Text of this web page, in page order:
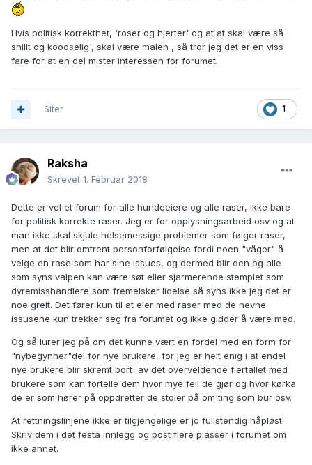
Hvis politisk korrekthet, 'roser og hjerter' og at at skal være så '
snillt og koooselig', skal være malen , så tror jeg det er en viss
fare for at en del mister interessen for forumet..
1
Siter
Raksha
Skrevet 1. Februar 2018
Dette er vel et forum for alle hundeeiere og alle raser, ikke bare
for politisk korrekte raser. Jeg er for opplysningsarbeid osv og at
man ikke skal skjule helsemessige problemer som følger raser,
men at det blir omtrent personforfølgelse fordi noen "våger" å
velge en rase som har sine issues, og dermed blir den og alle
som syns valpen kan være søt eller sjarmerende stemplet som
dyremisshandlere som fremelsker lidelse så syns ikke jeg det er
noe greit. Det fører kun til at eier med raser med de nevne
issusene kun trekker seg fra forumet og ikke gidder å være med.
Og så lurer jeg på om det kunne vært en fordel med en form for
"nybegynner"del for nye brukere, for jeg er helt enig i at endel
nye brukere blir skremt bort av det overveldende flertallet med
brukere som kan fortelle dem hvor mye feil de gjør og hvor kørka
de er som hører på oppdretter de stoler på om ting som bur osv.
At rettningslinjene ikke er tilgjengelige er jo fullstendig håpløst.
Skriv dem i det festa innlegg og post flere plasser i forumet om
ikke annet.